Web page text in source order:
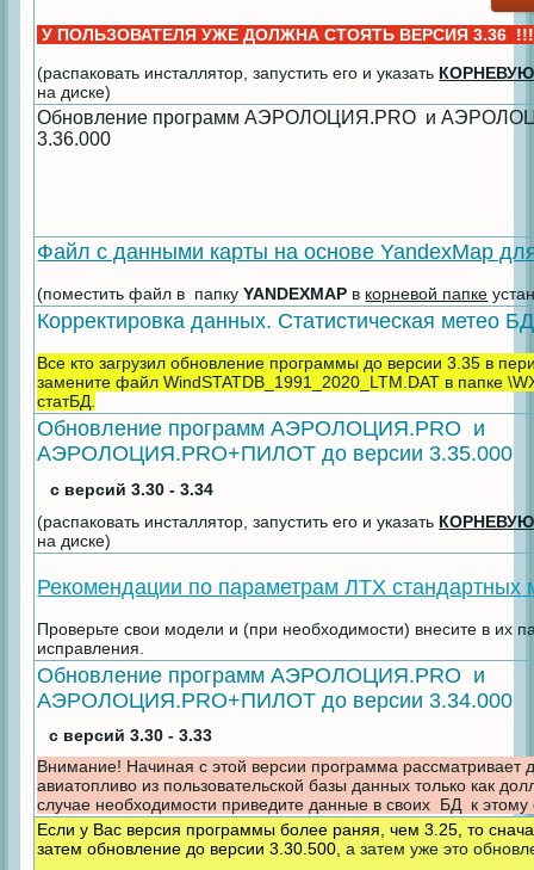
У ПОЛЬЗОВАТЕЛЯ УЖЕ ДОЛЖНА СТОЯТЬ ВЕРСИЯ 3.36
(распаковать инсталлятор, запустить его и указать
на диске)
Обновление программ АЭРОЛОЦИЯ.PRO и
3.36.000
Файл с данными карты на основе YandexMap
(поместить файл в папкуYANDEXMAP в корневой папке
Корректировка данных. Статистическая метео
Все кто загрузил обновление программы до версии 3.35 в
замените файлWindSTATDB_1991_2020_LTM.DAT в папке
статБД.
Обновление программ АЭРОЛОЦИЯ.PRO и
АЭРОЛОЦИЯ.PRO+ПИЛОТ до версии 3.35.000
с версий 3.30 - 3.34
(распаковать инсталлятор, запустить его и указать
на диске)
Рекомендации по параметрам ЛТХ стандартных
Проверьте свои модели и (при необходимости) внесите в их
исправления.
Обновление программ АЭРОЛОЦИЯ.PRO и
АЭРОЛОЦИЯ.PRO+ПИЛОТ до версии 3.34.000
с версий 3.30 - 3.33
Внимание! Начиная с этой версии программа
авиатопливо из пользовательской базы данных только как
случае необходимости приведите данные в своих БД к
Если у Вас версия программы более раняя, чем 3.25, то
затем обновление до версии 3.30.500,а затем уже это